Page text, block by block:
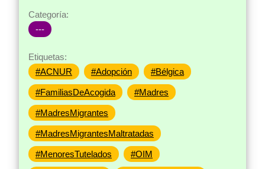
Categoría:
---
Etiquetas:
#ACNUR
#Adopción #Bélgica
#FamiliasDeAcogida #Madres
#MadresMigrantes
#MadresMigrantesMaltratadas
#MenoresTutelados #OIM